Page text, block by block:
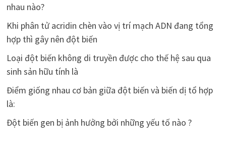
nhau nào?
Khi phân tử acridin chèn vào vị trí mạch ADN đang tổng
hợp thì gây nên đột biến
Loại đột biến không di truyền được cho thế hệ sau qua
sinh sản hữu tính là
Điểm giống nhau cơ bản giữa đột biến và biến dị tổ hợp
là:
Đột biến gen bị ảnh hưởng bởi những yếu tố nào ?